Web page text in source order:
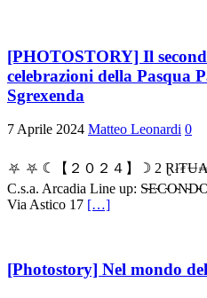
[PHOTOSTORY] Il
celebrazioni della Pasqua
Sgrexenda
7 Aprile 2024 Matteo Leonardi 0
⛧ ⛧ ☾ 【２０２４】 ☽ 2
C.s.a. Arcadia Line up:
Via Astico 17 […]
[Photostory] Nel mondo